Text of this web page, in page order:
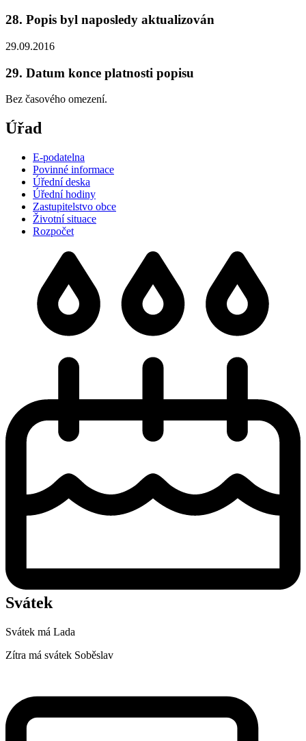
28. Popis byl naposledy aktualizován
29.09.2016
29. Datum konce platnosti popisu
Bez časového omezení.
Úřad
E-podatelna
Povinné informace
Úřední deska
Úřední hodiny
Zastupitelstvo obce
Životní situace
Rozpočet
Svátek
Svátek má Lada
Zítra má svátek Soběslav